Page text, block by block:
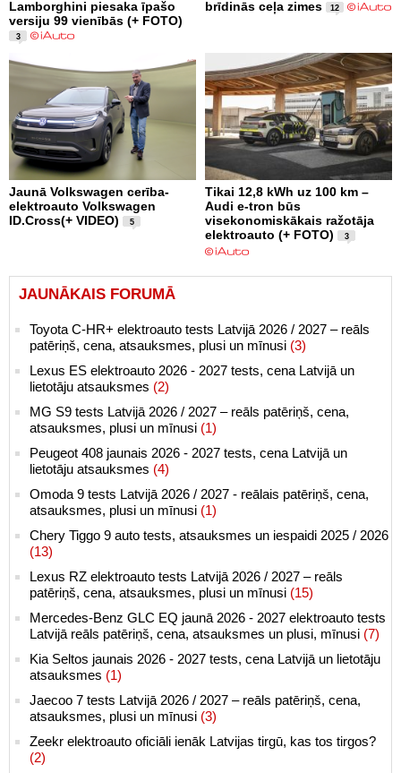
Lamborghini piesaka īpašo
versiju 99 vienībās (+ FOTO)
3
brīdinās ceļa zimes 12
Jaunā Volkswagen cerība-
elektroauto Volkswagen
ID.Cross(+ VIDEO)
5
Tikai 12,8 kWh uz 100 km –
Audi e-tron būs
visekonomiskākais ražotāja
elektroauto (+ FOTO)
3
JAUNĀKAIS FORUMĀ
Toyota C-HR+ elektroauto tests Latvijā 2026 / 2027 – reāls
patēriņš, cena, atsauksmes, plusi un mīnusi (3)
Lexus ES elektroauto 2026 - 2027 tests, cena Latvijā un
lietotāju atsauksmes (2)
MG S9 tests Latvijā 2026 / 2027 – reāls patēriņš, cena,
atsauksmes, plusi un mīnusi (1)
Peugeot 408 jaunais 2026 - 2027 tests, cena Latvijā un
lietotāju atsauksmes (4)
Omoda 9 tests Latvijā 2026 / 2027 - reālais patēriņš, cena,
atsauksmes, plusi un mīnusi (1)
Chery Tiggo 9 auto tests, atsauksmes un iespaidi 2025 / 2026
(13)
Lexus RZ elektroauto tests Latvijā 2026 / 2027 – reāls
patēriņš, cena, atsauksmes, plusi un mīnusi (15)
Mercedes-Benz GLC EQ jaunā 2026 - 2027 elektroauto tests
Latvijā reāls patēriņš, cena, atsauksmes un plusi, mīnusi (7)
Kia Seltos jaunais 2026 - 2027 tests, cena Latvijā un lietotāju
atsauksmes (1)
Jaecoo 7 tests Latvijā 2026 / 2027 – reāls patēriņš, cena,
atsauksmes, plusi un mīnusi (3)
Zeekr elektroauto oficiāli ienāk Latvijas tirgū, kas tos tirgos?
(2)